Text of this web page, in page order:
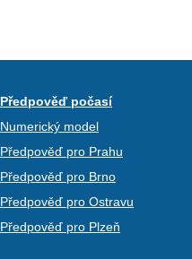
Předpověď počasí
Numerický model
Předpověď pro Prahu
Předpověď pro Brno
Předpověď pro Ostravu
Předpověď pro Plzeň